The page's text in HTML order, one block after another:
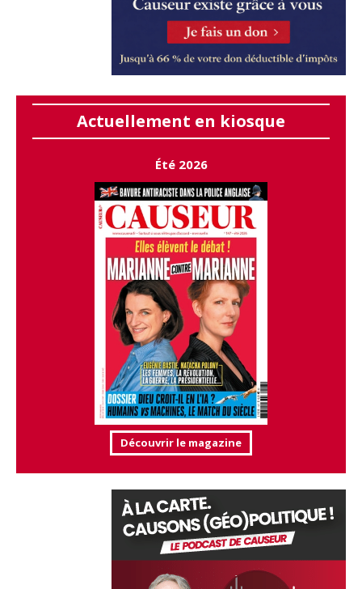
Actuellement en kiosque
Été 2026
Découvrir le magazine